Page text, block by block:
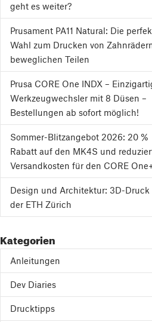
geht es weiter?
Prusament PA11 Natural: Die
Wahl zum Drucken von
beweglichen Teilen
Prusa CORE One INDX –
Werkzeugwechsler mit 8 Düsen –
Bestellungen ab sofort möglich!
Sommer-Blitzangebot 2026: 20 %
Rabatt auf den MK4S und
Versandkosten für den CORE
Design und Architektur: 3D-Druck
der ETH Zürich
Kategorien
Anleitungen
Dev Diaries
Drucktipps